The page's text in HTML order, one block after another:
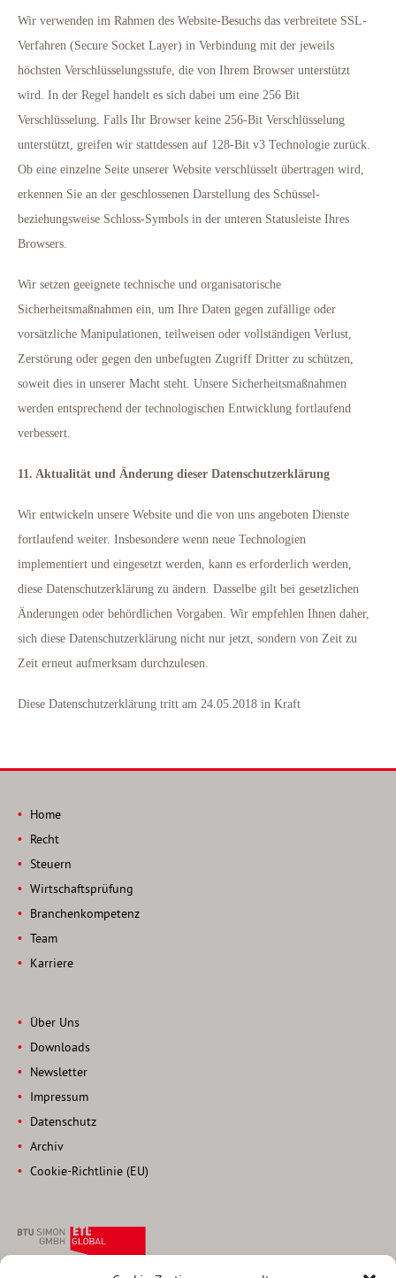
Wir verwenden im Rahmen des Website-Besuchs das verbreitete SSL-
Verfahren (Secure Socket Layer) in Verbindung mit der jeweils
höchsten Verschlüsselungsstufe, die von Ihrem Browser unterstützt
wird. In der Regel handelt es sich dabei um eine 256 Bit
Verschlüsselung. Falls Ihr Browser keine 256-Bit Verschlüsselung
unterstützt, greifen wir stattdessen auf 128-Bit v3 Technologie zurück.
Ob eine einzelne Seite unserer Website verschlüsselt übertragen wird,
erkennen Sie an der geschlossenen Darstellung des Schüssel-
beziehungsweise Schloss-Symbols in der unteren Statusleiste Ihres
Browsers.
Wir setzen geeignete technische und organisatorische
Sicherheitsmaßnahmen ein, um Ihre Daten gegen zufällige oder
vorsätzliche Manipulationen, teilweisen oder vollständigen Verlust,
Zerstörung oder gegen den unbefugten Zugriff Dritter zu schützen,
soweit dies in unserer Macht steht. Unsere Sicherheitsmaßnahmen
werden entsprechend der technologischen Entwicklung fortlaufend
verbessert.
11. Aktualität und Änderung dieser Datenschutzerklärung
Wir entwickeln unsere Website und die von uns angeboten Dienste
fortlaufend weiter. Insbesondere wenn neue Technologien
implementiert und eingesetzt werden, kann es erforderlich werden,
diese Datenschutzerklärung zu ändern. Dasselbe gilt bei gesetzlichen
Änderungen oder behördlichen Vorgaben. Wir empfehlen Ihnen daher,
sich diese Datenschutzerklärung nicht nur jetzt, sondern von Zeit zu
Zeit erneut aufmerksam durchzulesen.
Diese Datenschutzerklärung tritt am 24.05.2018 in Kraft
Home
Recht
Steuern
Wirtschaftsprüfung
Branchenkompetenz
Team
Karriere
Über Uns
Downloads
Newsletter
Impressum
Datenschutz
Archiv
Cookie-Richtlinie (EU)